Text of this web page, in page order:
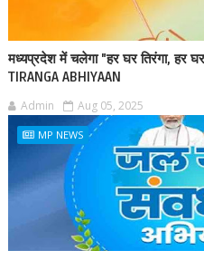
मध्यप्रदेश में चलेगा "हर घर तिरंगा, हर
TIRANGA ABHIYAAN
Admin Aug 05, 2025
MP NEWS